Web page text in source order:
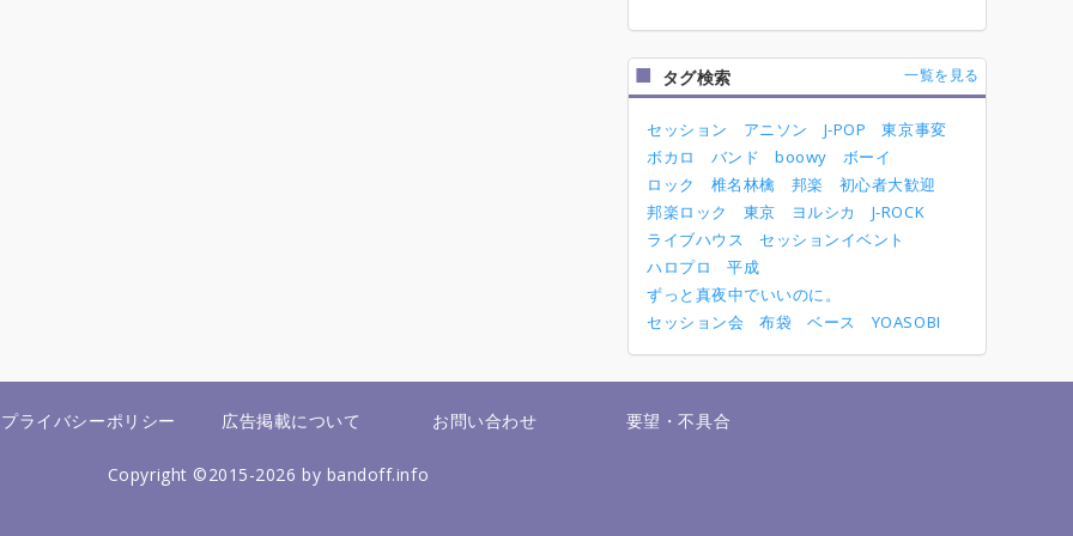
タグ検索 一覧を見る
セッション アニソン J-POP
東京事変
ボカロ
バンド boowy
ボーイ
ロック
椎名林檎 邦楽
初心者大歓迎
邦楽ロック
東京 ヨルシカ
J-ROCK
ライブハウス
セッションイベント
ハロプロ
平成
ずっと真夜中でいいのに。
セッション会
布袋 ベース YOASOBI
プライバシーポリシー 広告掲載について お問い合わせ 要望・不具合
Copyright ©2015-2026 by bandoff.info